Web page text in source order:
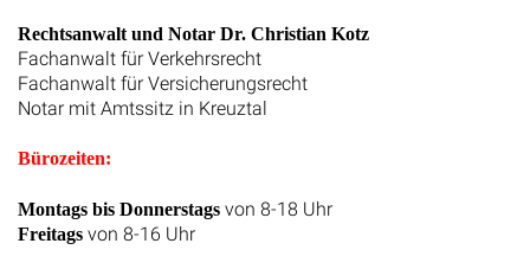
Rechtsanwalt und Notar Dr. Christian Kotz
Fachanwalt für Verkehrsrecht
Fachanwalt für Versicherungsrecht
Notar mit Amtssitz in Kreuztal
Bürozeiten:
Montags bis Donnerstags von 8-18 Uhr
Freitags von 8-16 Uhr